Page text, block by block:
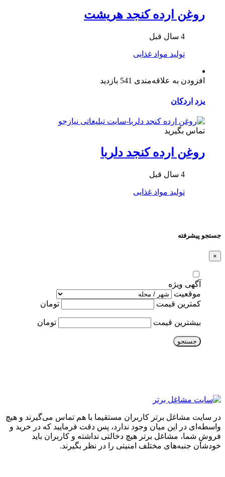
روغن ارده کنجد هریشت
4 سال قبل
تولید مواد غذایی
افزودن به علاقه‌مندی 541 بازدید
یزد اردکان
تماس بگیرید
روغن ارده کنجد دلربا
4 سال قبل
تولید مواد غذایی
جستجو پیشرفته
×
آگهی ویژه
موقعیت
کمترین قیمت
تومان
بیشترین قیمت تومان
جستجو
در سایت مشاغل برتر کاربران مستقیما با هم تماس می‌گیرند و هیچ
واسطه‌ای در این میان وجود ندارد، پس دقت فرمایید که در خرید و
فروشِ شما، مشاغل برتر هیچ دخالتی نداشته و کاربران باید
خودشان جنبه‌های مختلف امنیتی را در نظر بگیرند.